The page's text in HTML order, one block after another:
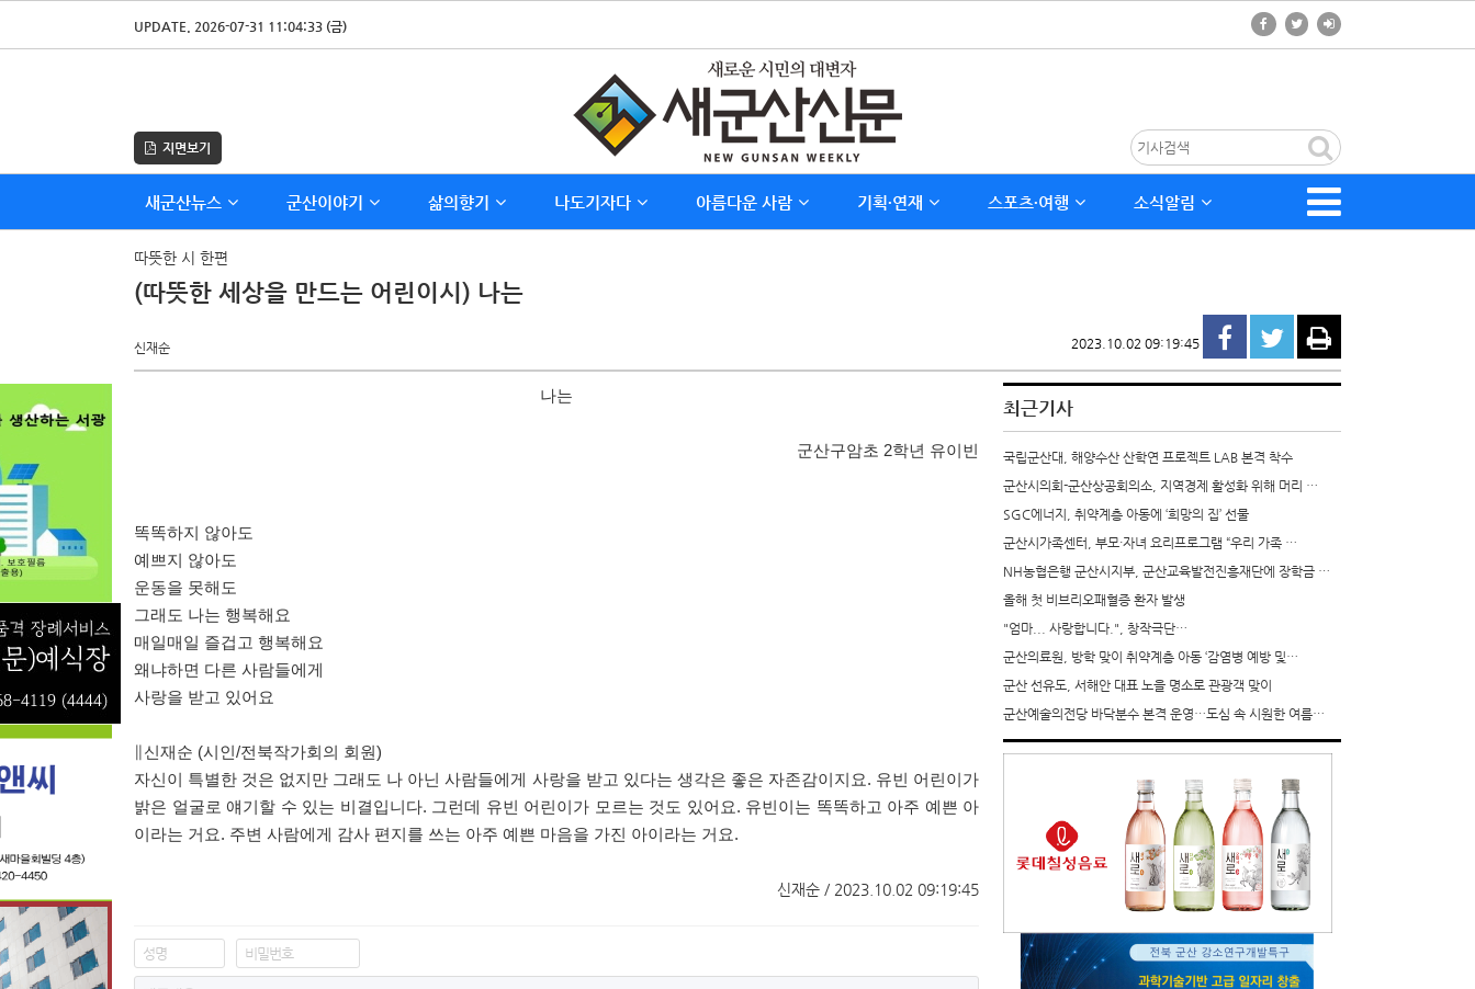
UPDATE. 2026-07-31 11:04:33 (금)
지면보기
새군산뉴스 군산이야기 삶의향기 나도기자다 아름다운 사람 기획∙연재 스포츠∙여행 소식알림
따뜻한 시 한편
(따뜻한 세상을 만드는 어린이시) 나는
신재순 2023.10.02 09:19:45
나는
군산구암초 2학년 유이빈
똑똑하지 않아도
예쁘지 않아도
운동을 못해도
그래도 나는 행복해요
매일매일 즐겁고 행복해요
왜냐하면 다른 사람들에게
사랑을 받고 있어요
신재순 (시인 /전북작가회의 회원)
자신이 특별한 것은 없지만 그래도 나 아닌 사람들에게 사랑을 받고 있다는 생각은 좋은 자존감이지요. 유빈 어린이가
밝은 얼굴로 얘기할 수 있는 비결입니다. 그런데 유빈 어린이가 모르는 것도 있어요. 유빈이는 똑똑하고 아주 예쁜 아
이라는 거요. 주변 사람에게 감사 편지를 쓰는 아주 예쁜 마음을 가진 아이라는 거요.
신재순 / 2023.10.02 09:19:45
최근기사
국립군산대, 해양수산 산학연 프로젝트 LAB 본격 착수
군산시의회-군산상공회의소, 지역경제 활성화 위해 머리 …
SGC에너지, 취약계층 아동에 ‘희망의 집’ 선물
군산시가족센터, 부모·자녀 요리프로그램 “우리 가족 …
NH농협은행 군산시지부, 군산교육발전진흥재단에 장학금 …
올해 첫 비브리오패혈증 환자 발생
"엄마... 사랑합니다.", 창작극단…
군산의료원, 방학 맞이 취약계층 아동 ‘감염병 예방 및…
군산 선유도, 서해안 대표 노을 명소로 관광객 맞이
군산예술의전당 바닥분수 본격 운영…도심 속 시원한 여름…